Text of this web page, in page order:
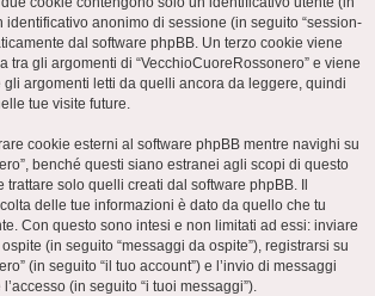
identificativo anonimo di sessione (in seguito “session-
dal software phpBB. Un terzo cookie viene
tra gli argomenti di “VecchioCuoreRossonero” e viene
argomenti letti da quelli ancora da leggere, quindi
tue visite future.
cookie esterni al software phpBB mentre navighi su
benché questi siano estranei agli scopi di questo
solo quelli creati dal software phpBB. Il
delle tue informazioni è dato da quello che tu
Con questo sono intesi e non limitati ad essi: inviare
(in seguito “messaggi da ospite”), registrarsi su
(in seguito “il tuo account”) e l’invio di messaggi
(in seguito “i tuoi messaggi”).